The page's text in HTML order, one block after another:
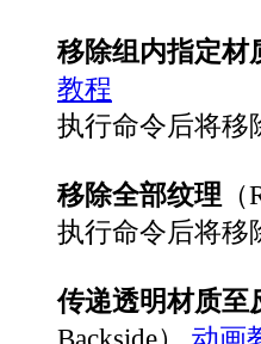
移除组内指定材
教程
执行命令后将移
移除全部纹理
执行命令后将移
传递透明材质至